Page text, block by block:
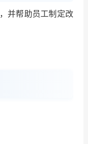
帮助员工制定改